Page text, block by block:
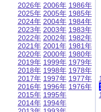
2026年
2025年
2024年
2023年
2022年
2021年
2020年
2019年
2018年
2017年
2016年
2015年
2014年
2006年
2005年
2004年
2003年
2002年
2001年
2000年
1999年
1998年
1997年
1996年
1995年
1994年
1986年
1985年
1984年
1983年
1982年
1981年
1980年
1979年
1978年
1977年
1976年